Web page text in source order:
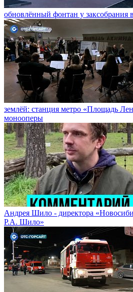
обновлённый фонтан у заксобрания
землёй: станция метро «Площадь
монооперы
Андрея Шило - директора
Р.А. Шило»